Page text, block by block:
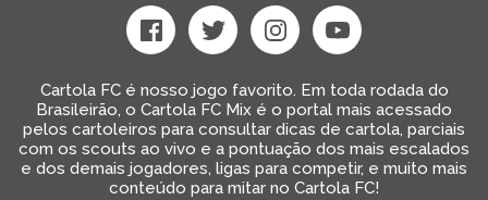
Cartola FC é nosso jogo favorito. Em toda rodada do
Brasileirão, o Cartola FC Mix é o portal mais acessado
pelos cartoleiros para consultar dicas de cartola, parciais
com os scouts ao vivo e a pontuação dos mais escalados
e dos demais jogadores, ligas para competir, e muito mais
conteúdo para mitar no Cartola FC!